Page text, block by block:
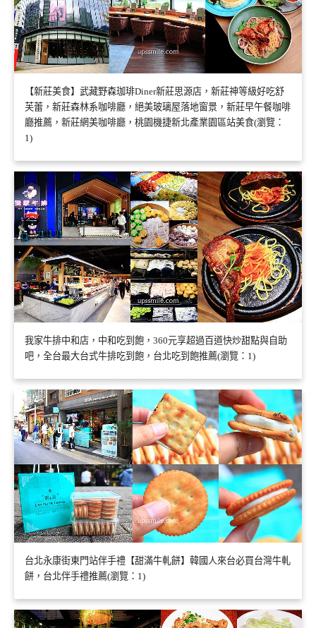
【新莊美食】武藏野森珈琲Diner新莊思源店，新莊神等級好吃舒
芙蕾，新莊森林系咖啡廳，絕美玻璃屋落地窗景，新莊早午餐咖啡
廳推薦，新莊網美咖啡廳，桃園機捷新北產業園區站美食(瀏覽：
1)
我家牛排中和店，中和吃到飽，360元享超過百道快炒甜點與自助
吧，全台最大台式牛排吃到飽，台北吃到飽推薦(瀏覽：1)
台北永康街東門站伴手禮【甜滿牛軋餅】韓國人來台必買台灣牛軋
餅，台北伴手禮推薦(瀏覽：1)